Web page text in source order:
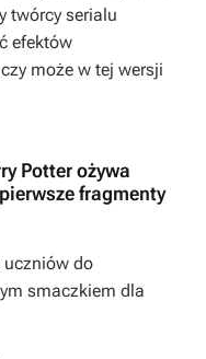
twórcy serialu
efektów
może w tej wersji
Potter ożywa
fragmenty
uczniów do
smaczkiem dla